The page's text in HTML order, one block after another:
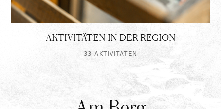
AKTIVITÄTEN IN DER REGION
33 AKTIVITÄTEN
Erfahren